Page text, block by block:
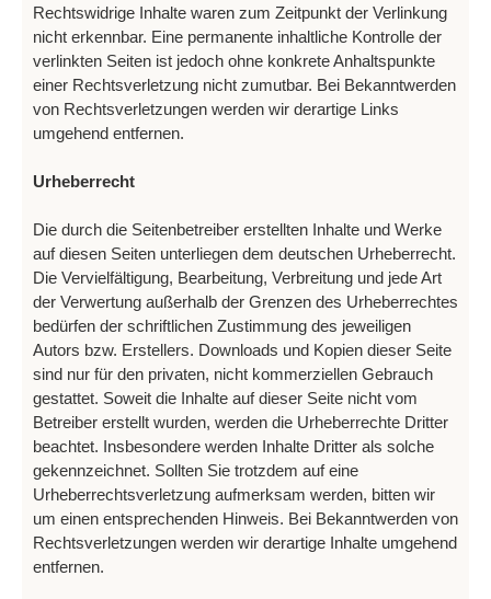
Rechtswidrige Inhalte waren zum Zeitpunkt der Verlinkung
nicht erkennbar. Eine permanente inhaltliche Kontrolle der
verlinkten Seiten ist jedoch ohne konkrete Anhaltspunkte
einer Rechtsverletzung nicht zumutbar. Bei Bekanntwerden
von Rechtsverletzungen werden wir derartige Links
umgehend entfernen.
Urheberrecht
Die durch die Seitenbetreiber erstellten Inhalte und Werke
auf diesen Seiten unterliegen dem deutschen Urheberrecht.
Die Vervielfältigung, Bearbeitung, Verbreitung und jede Art
der Verwertung außerhalb der Grenzen des Urheberrechtes
bedürfen der schriftlichen Zustimmung des jeweiligen
Autors bzw. Erstellers. Downloads und Kopien dieser Seite
sind nur für den privaten, nicht kommerziellen Gebrauch
gestattet. Soweit die Inhalte auf dieser Seite nicht vom
Betreiber erstellt wurden, werden die Urheberrechte Dritter
beachtet. Insbesondere werden Inhalte Dritter als solche
gekennzeichnet. Sollten Sie trotzdem auf eine
Urheberrechtsverletzung aufmerksam werden, bitten wir
um einen entsprechenden Hinweis. Bei Bekanntwerden von
Rechtsverletzungen werden wir derartige Inhalte umgehend
entfernen.